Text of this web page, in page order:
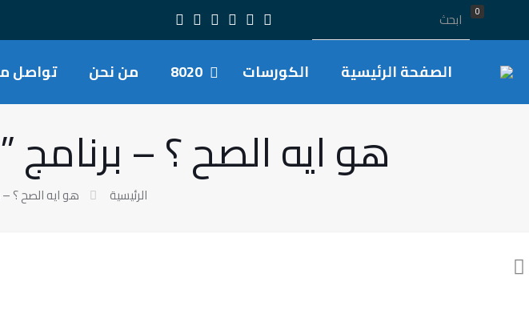
0
الصفحة الرئيسية الكورسات 8020 من نحن تواصل
هو ايه الصح ؟ – برنامج ”
الرئيسية هو ايه الصح ؟ –